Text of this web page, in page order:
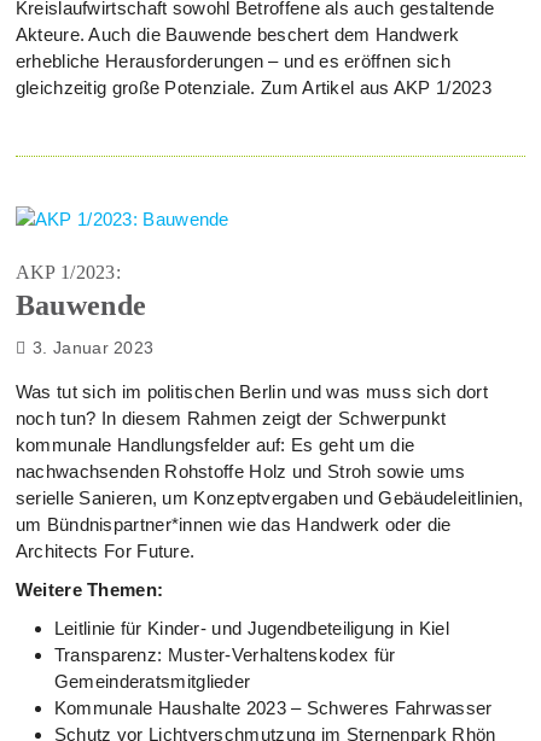
Kreislaufwirtschaft sowohl Betroffene als auch gestaltende
Akteure. Auch die Bauwende beschert dem Handwerk
erhebliche Herausforderungen – und es eröffnen sich
gleichzeitig große Potenziale. Zum Artikel aus AKP 1/2023
AKP 1/2023:
Bauwende
3. Januar 2023
Was tut sich im politischen Berlin und was muss sich dort
noch tun? In diesem Rahmen zeigt der Schwerpunkt
kommunale Handlungsfelder auf: Es geht um die
nachwachsenden Rohstoffe Holz und Stroh sowie ums
serielle Sanieren, um Konzeptvergaben und Gebäudeleitlinien,
um Bündnispartner*innen wie das Handwerk oder die
Architects For Future.
Weitere Themen:
Leitlinie für Kinder- und Jugendbeteiligung in Kiel
Transparenz: Muster-Verhaltenskodex für
Gemeinderatsmitglieder
Kommunale Haushalte 2023 – Schweres Fahrwasser
Schutz vor Lichtverschmutzung im Sternenpark Rhön